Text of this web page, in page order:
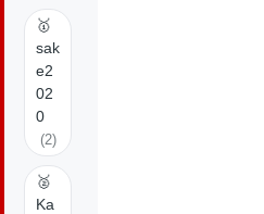
🥇
sak
e2
02
0
(2)
🥈
Ka